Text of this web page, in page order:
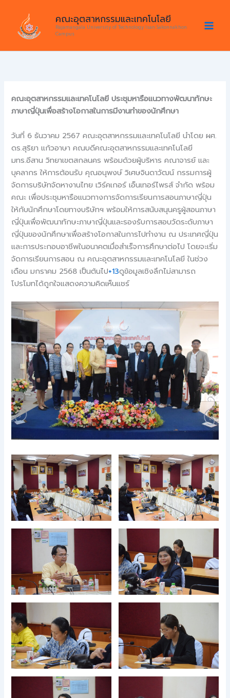
content
คณะอุตสาหกรรมและเทคโนโลยี
Rajamangala University of Technology Isan Sakonnakhon
Campus
คณะอุตสาหกรรมและเทคโนโลยี ประชุมหารือแนวทางพัฒนาทักษะ
ภาษาญี่ปุ่นเพื่อสร้างโอกาสในการมีงานทำของนักศึกษา
วันที่ 6 ธันวาคม 2567 คณะอุตสาหกรรมและเทคโนโลยี นำโดย ผศ.
ดร.สุริยา แก้วอาษา คณบดีคณะอุตสาหกรรมและเทคโนโลยี
มทร.อีสาน วิทยาเขตสกลนคร พร้อมด้วยผู้บริหาร คณาจารย์ และ
บุคลากร ให้การต้อนรับ คุณอนุพงษ์ วิเศษจินดาวัฒน์ กรรมการผู้
จัดการบริษัทจัดหางานไทย เวิร์คเกอร์ เอ็นเทอร์ไพรส์ จำกัด พร้อม
คณะ เพื่อประชุมหารือแนวทางการจัดการเรียนการสอนภาษาญี่ปุ่น
ให้กับนักศึกษาโดยทางบริษัทฯ พร้อมให้การสนับสนุนครูผู้สอนภาษา
ญี่ปุ่นเพื่อพัฒนาทักษะภาษาญี่ปุ่นและรองรับการสอบวัดระดับภาษา
ญี่ปุ่นของนักศึกษาเพื่อสร้างโอกาสในการไปทำงาน ณ ประเทศญี่ปุ่น
และการประกอบอาชีพในอนาคตเมื่อสำเร็จการศึกษาต่อไป โดยจะเริ่ม
จัดการเรียนการสอน ณ คณะอุตสาหกรรมและเทคโนโลยี ในช่วง
เดือน มกราคม 2568 เป็นต้นไป+13ดูข้อมูลเชิงลึกไม่สามารถ
โปรโมทได้ถูกใจแสดงความคิดเห็นแชร์